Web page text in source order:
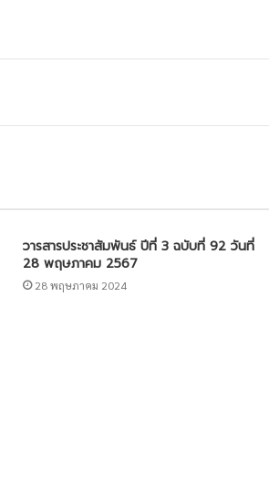
วารสารประชาสัมพันธ์ ปีที่ 3 ฉบับที่ 92 วันที่
28 พฤษภาคม 2567
28 พฤษภาคม 2024